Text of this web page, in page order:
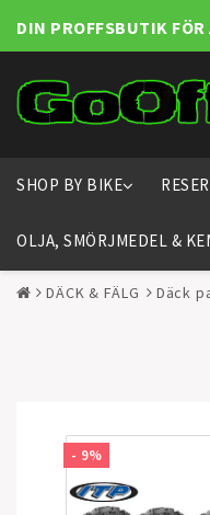
DIN PROFFSBUTIK
SHOP BY BIKE
OLJA, SMÖRJMEDEL &
DÄCK & FÄLG Däck
- 9%